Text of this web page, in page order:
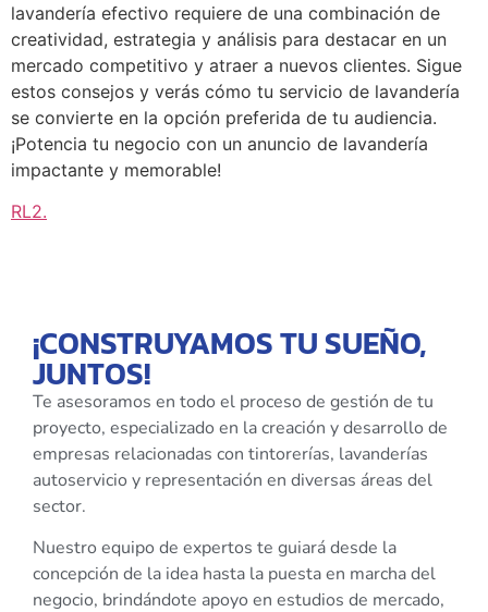
lavandería efectivo requiere de una combinación de
creatividad, estrategia y análisis para destacar en un
mercado competitivo y atraer a nuevos clientes. Sigue
estos consejos y verás cómo tu servicio de lavandería
se convierte en la opción preferida de tu audiencia.
¡Potencia tu negocio con un anuncio de lavandería
impactante y memorable!
RL2.
¡CONSTRUYAMOS TU SUEÑO,
JUNTOS!
Te asesoramos en todo el proceso de gestión de tu
proyecto, especializado en la creación y desarrollo de
empresas relacionadas con tintorerías, lavanderías
autoservicio y representación en diversas áreas del
sector.
Nuestro equipo de expertos te guiará desde la
concepción de la idea hasta la puesta en marcha del
negocio, brindándote apoyo en estudios de mercado,